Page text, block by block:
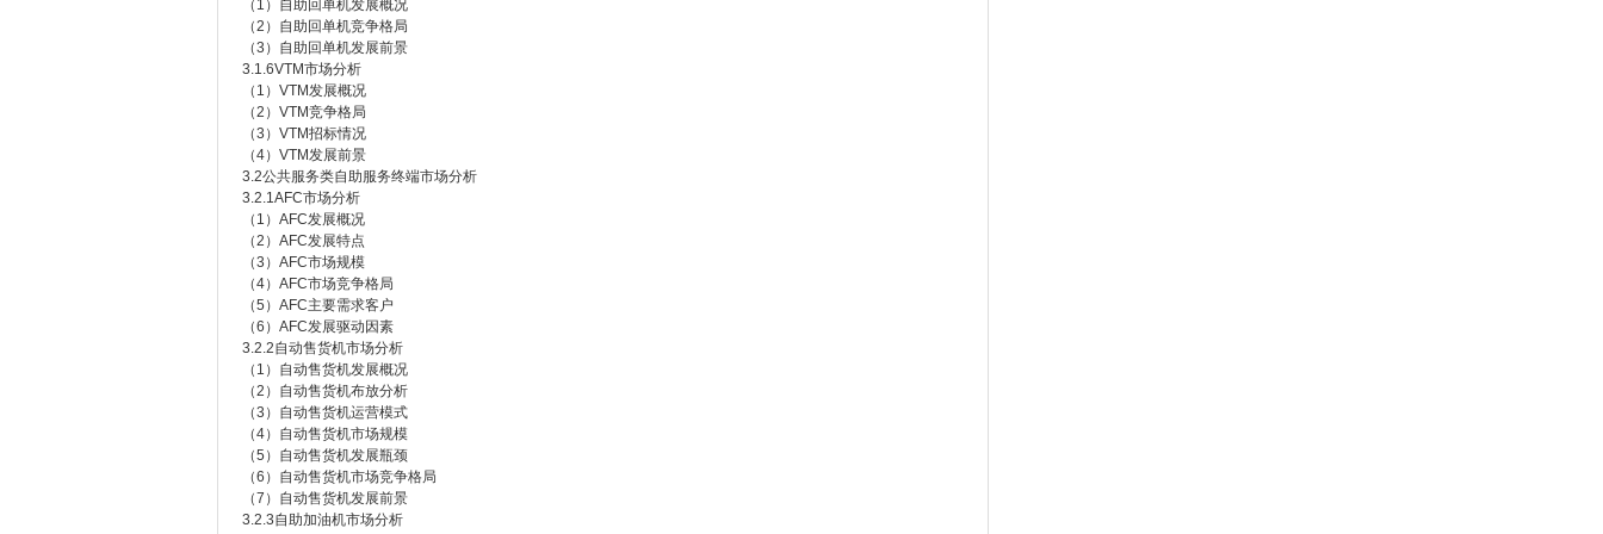
（1）自助回单机发展概况
（2）自助回单机竞争格局
（3）自助回单机发展前景
3.1.6VTM市场分析
（1）VTM发展概况
（2）VTM竞争格局
（3）VTM招标情况
（4）VTM发展前景
3.2公共服务类自助服务终端市场分析
3.2.1AFC市场分析
（1）AFC发展概况
（2）AFC发展特点
（3）AFC市场规模
（4）AFC市场竞争格局
（5）AFC主要需求客户
（6）AFC发展驱动因素
3.2.2自动售货机市场分析
（1）自动售货机发展概况
（2）自动售货机布放分析
（3）自动售货机运营模式
（4）自动售货机市场规模
（5）自动售货机发展瓶颈
（6）自动售货机市场竞争格局
（7）自动售货机发展前景
3.2.3自助加油机市场分析